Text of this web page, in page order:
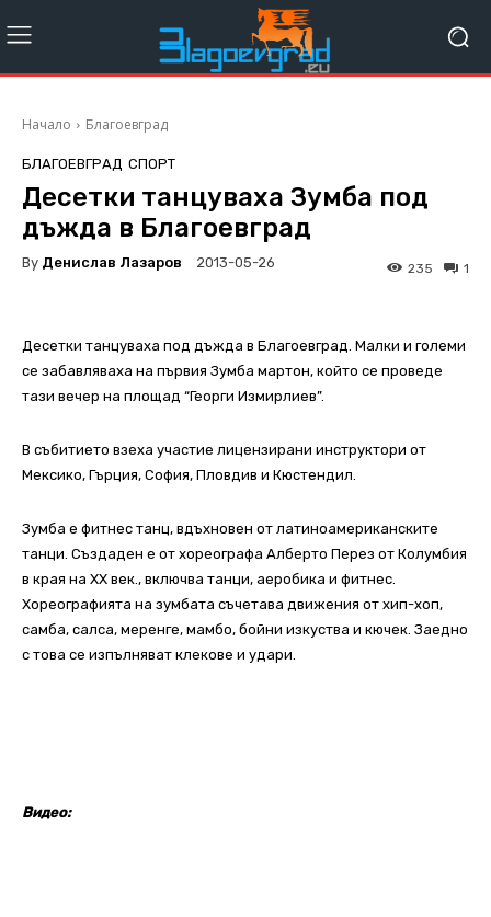
Начало Благоевград
БЛАГОЕВГРАД СПОРТ
Десетки танцуваха Зумба под
дъжда в Благоевград
By Денислав Лазаров 2013-05-26 1
235
Десетки танцуваха под дъжда в Благоевград. Малки и големи
се забавляваха на първия Зумба мартон, който се проведе
тази вечер на площад “Георги Измирлиев”.
В събитието взеха участие лицензирани инструктори от
Мексико, Гърция, София, Пловдив и Кюстендил.
Зумба е фитнес танц, вдъхновен от латиноамериканските
танци. Създаден е от хореографа Алберто Перез от Колумбия
в края на ХХ век., включва танци, аеробика и фитнес.
Хореографията на зумбата съчетава движения от хип-хоп,
самба, салса, меренге, мамбо, бойни изкуства и кючек. Заедно
с това се изпълняват клекове и удари.
Видео: